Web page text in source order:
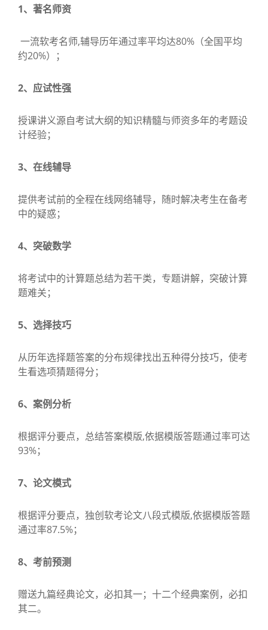
1、著名师资
一流软考名师,辅导历年通过率平均达80%（全国平均
约20%）；
2、应试性强
授课讲义源自考试大纲的知识精髓与师资多年的考题设
计经验；
3、在线辅导
提供考试前的全程在线网络辅导，随时解决考生在备考
中的疑惑；
4、突破数学
将考试中的计算题总结为若干类，专题讲解，突破计算
题难关；
5、选择技巧
从历年选择题答案的分布规律找出五种得分技巧，使考
生看选项猜题得分；
6、案例分析
根据评分要点，总结答案模版,依据模版答题通过率可达
93%；
7、论文模式
根据评分要点，独创软考论文八段式模版,依据模版答题
通过率87.5%；
8、考前预测
赠送九篇经典论文，必扣其一；十二个经典案例，必扣
其二。